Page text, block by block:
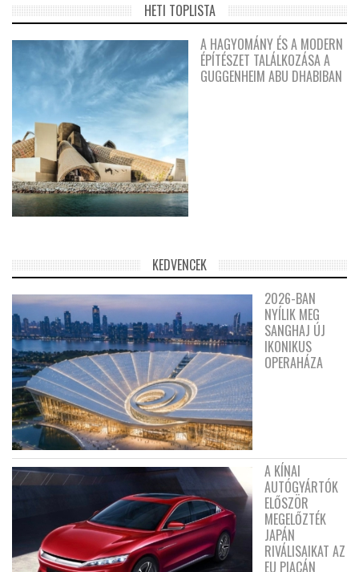
HETI TOPLISTA
A HAGYOMÁNY ÉS A MODERN
ÉPÍTÉSZET TALÁLKOZÁSA A
GUGGENHEIM ABU DHABIBAN
KEDVENCEK
2026-BAN
NYÍLIK MEG
SANGHAJ ÚJ
IKONIKUS
OPERAHÁZA
A KÍNAI
AUTÓGYÁRTÓK
ELŐSZÖR
MEGELŐZTÉK
JAPÁN
RIVÁLISAIKAT AZ
EU PIACÁN